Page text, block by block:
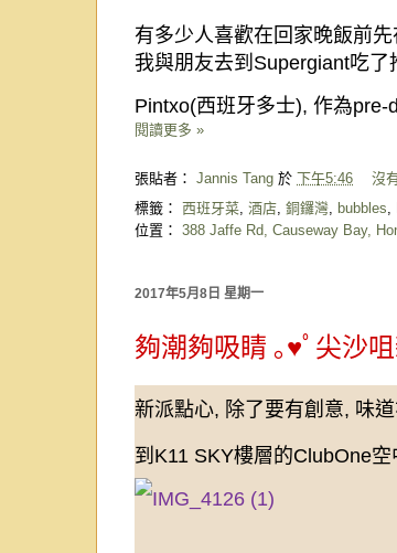
有多少人喜歡在回家晚飯前
我與朋友去到 Supergiant吃了
Pintxo(西班牙多士), 作為pre-
閱讀更多 »
張貼者： Jannis Tang 於 下午5:46
沒
標籤： 西班牙菜 酒店 銅鑼灣 bubbles
位置： 388 Jaffe Rd, Causeway Bay,
2017年5月8日 星期一
夠潮夠吸睛 ｡♥ﾟ尖沙
新派點心, 除了要有創意, 味
到K11 SKY樓層的ClubOne